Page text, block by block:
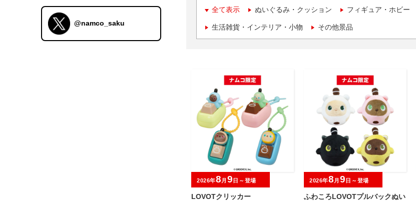
全て表示 ぬいぐるみ・クッション フィギュア・ホビー
生活雑貨・インテリア・小物 その他景品
LOVOTクリッカー
2026年8 月 9 日～登場
ふわころLOVOTプルバックぬい
2026年8 月 9 日～登場
@namco_saku